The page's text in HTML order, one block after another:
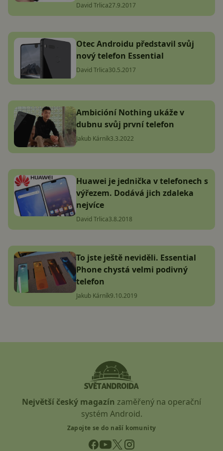
David Trlica27.9.2017
Otec Androidu představil svůj
nový telefon Essential
David Trlica30.5.2017
Ambicióní Nothing ukáže v
dubnu svůj první telefon
Jakub Kárník3.3.2022
Huawei je jednička v telefonech s
výřezem. Dodává jich zdaleka
nejvíce
David Trlica3.8.2018
To jste ještě neviděli. Essential
Phone chystá velmi podivný
telefon
Jakub Kárník9.10.2019
Největší český magazín zaměřený na operační
systém Android.
Zapojte se do naší komunity